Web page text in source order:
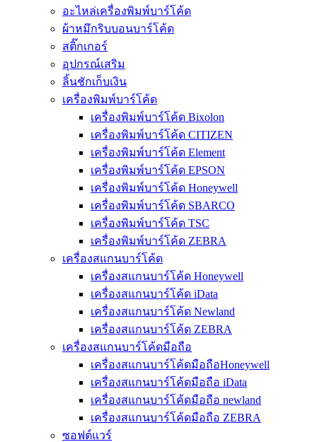
อะไหล่เครื่องพิมพ์บาร์โค้ด
ผ้าหมึกริบบอนบาร์โค้ด
สติ๊กเกอร์
อุปกรณ์เสริม
ลิ้นชักเก็บเงิน
เครื่องพิมพ์บาร์โค้ด
เครื่องพิมพ์บาร์โค้ด Bixolon
เครื่องพิมพ์บาร์โค้ด CITIZEN
เครื่องพิมพ์บาร์โค้ด Element
เครื่องพิมพ์บาร์โค้ด EPSON
เครื่องพิมพ์บาร์โค้ด Honeywell
เครื่องพิมพ์บาร์โค้ด SBARCO
เครื่องพิมพ์บาร์โค้ด TSC
เครื่องพิมพ์บาร์โค้ด ZEBRA
เครื่องสแกนบาร์โค้ด
เครื่องสแกนบาร์โค้ด Honeywell
เครื่องสแกนบาร์โค้ด iData
เครื่องสแกนบาร์โค้ด Newland
เครื่องสแกนบาร์โค้ด ZEBRA
เครื่องสแกนบาร์โค้ดมือถือ
เครื่องสแกนบาร์โค้ดมือถือHoneywell
เครื่องสแกนบาร์โค้ดมือถือ iData
เครื่องสแกนบาร์โค้ดมือถือ newland
เครื่องสแกนบาร์โค้ดมือถือ ZEBRA
ซอฟต์แวร์